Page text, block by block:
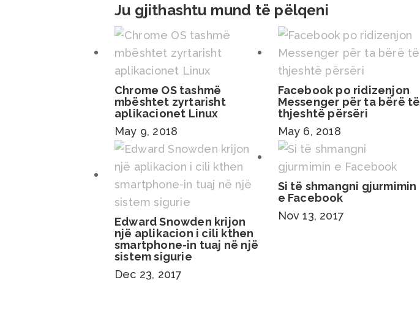
Ju gjithashtu mund të pëlqeni
Chrome OS tashmë
mbështet zyrtarisht
aplikacionet Linux
May 9, 2018
Facebook po ridizenjon
Messenger për ta bërë të
thjeshtë përsëri
May 6, 2018
Edward Snowden krijon
një aplikacion i cili kthen
smartphone-in tuaj në një
sistem sigurie
Dec 23, 2017
Si të shmangni gjurmimin
e Facebook
Nov 13, 2017